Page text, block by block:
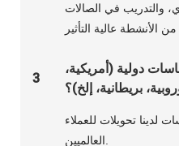
والتدريب في الصالات
3
دولية (أمريكية،
بريطانية، إلخ)؟
لدينا تحويلات للعملاء